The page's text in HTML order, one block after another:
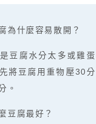
為什麼容易散開？
豆腐水分太多或雞
將豆腐用重物壓30
。
豆腐最好？